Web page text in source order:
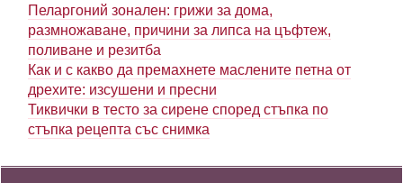
Пеларгоний зонален: грижи за дома,
размножаване, причини за липса на цъфтеж,
поливане и резитба
Как и с какво да премахнете маслените петна от
дрехите: изсушени и пресни
Тиквички в тесто за сирене според стъпка по
стъпка рецепта със снимка